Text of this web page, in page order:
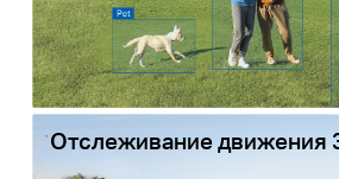
Отслеживание движения